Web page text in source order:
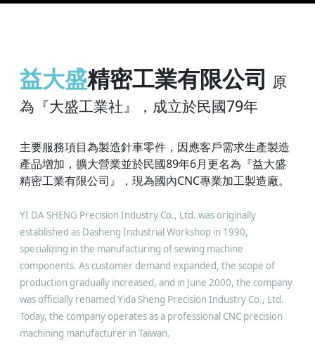
益大盛精密工業有限公司 原
為『大盛工業社』，成立於民國79年
主要服務項目為製造針車零件，因應客戶需求生產製造
產品增加，擴大營業並於民國89年6月更名為『益大盛
精密工業有限公司』，現為國內CNC專業加工製造廠。
YI DA SHENG Precision Industry Co., Ltd. was originally
established as Dasheng Industrial Workshop in 1990,
specializing in the manufacturing of sewing machine
components. As customer demand expanded, the scope of
production gradually increased, and in June 2000, the company
was officially renamed Yida Sheng Precision Industry Co., Ltd.
Today, the company operates as a professional CNC precision
machining manufacturer in Taiwan.